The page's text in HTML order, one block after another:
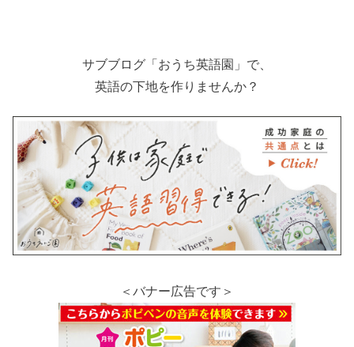
サブブログ「おうち英語園」で、
英語の下地を作りませんか？
＜バナー広告です＞